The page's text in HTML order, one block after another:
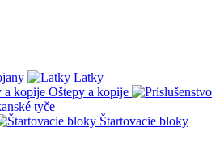
Latky
Oštepy a kopije
tyče
Štartovacie bloky